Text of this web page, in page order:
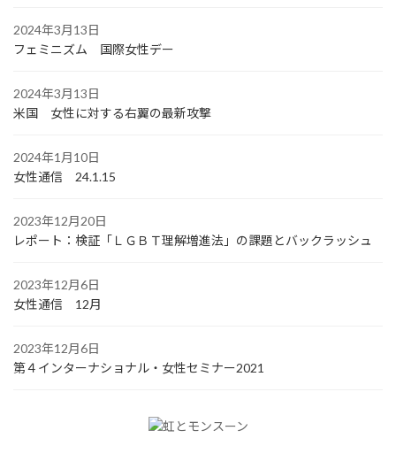
2024年3月13日
フェミニズム 国際女性デー
2024年3月13日
米国 女性に対する右翼の最新攻撃
2024年1月10日
女性通信 24.1.15
2023年12月20日
レポート：検証「ＬＧＢＴ理解増進法」の課題とバックラッシュ
2023年12月6日
女性通信 12月
2023年12月6日
第４インターナショナル・女性セミナー2021